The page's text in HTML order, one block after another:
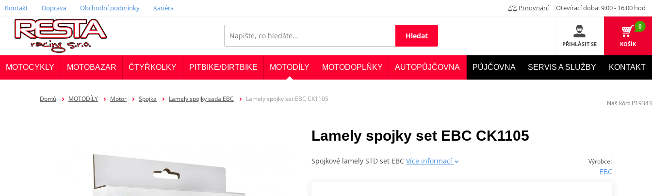
Kontakt Doprava Obchodní podmínky Kariéra Porovnání Otevírací doba: 9:00 - 16:00 hod
Hledat
PŘIHLÁSIT SE
0
KOŠÍK
MOTOCYKLY MOTOBAZAR ČTYŘKOLKY PITBIKE/DIRTBIKE MOTODÍLY MOTODOPLŇKY AUTOPŮJČOVNA PŮJČOVNA SERVIS A SLUŽBY KONTAKT
Domů MOTODÍLY Motor Spojka Lamely spojky sada EBC Lamely spojky set EBC CK1105
Lamely spojky set EBC CK1105
Výrobce:
EBC
Spojkové lamely STD set EBC Více informací
Náš kód: P19343